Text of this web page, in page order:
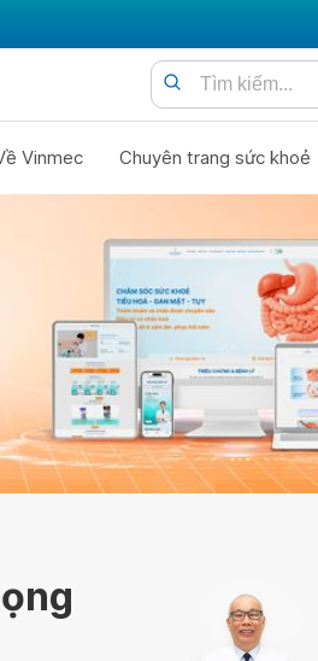
Vinmec Chuyên trang sức khoẻ